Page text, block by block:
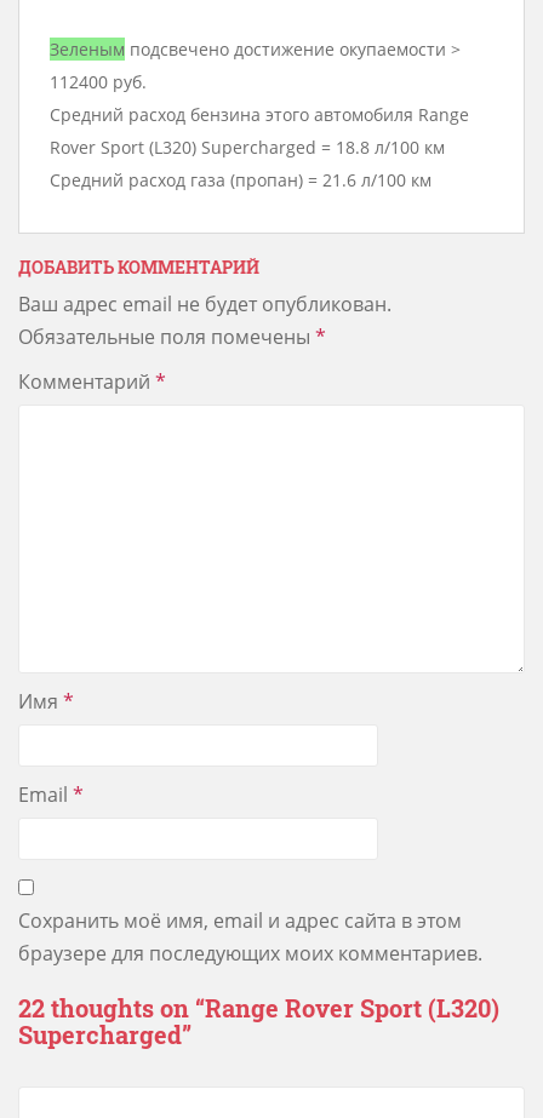
Зеленым подсвечено достижение окупаемости >
112400 руб.
Средний расход бензина этого автомобиля Range
Rover Sport (L320) Supercharged = 18.8 л/100 км
Средний расход газа (пропан) = 21.6 л/100 км
ДОБАВИТЬ КОММЕНТАРИЙ
Ваш адрес email не будет опубликован.
Обязательные поля помечены *
Комментарий *
Имя *
Email *
Сохранить моё имя, email и адрес сайта в этом
браузере для последующих моих комментариев.
22 thoughts on “Range Rover Sport (L320)
Supercharged”